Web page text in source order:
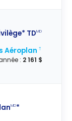
TDMD
Aéroplan†
: 2 161 $
MD*